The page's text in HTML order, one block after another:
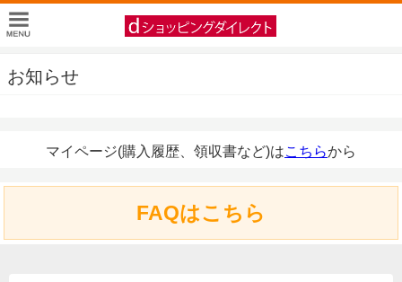
お知らせ
マイページ(購入履歴、領収書など)はこちらから
FAQはこちら